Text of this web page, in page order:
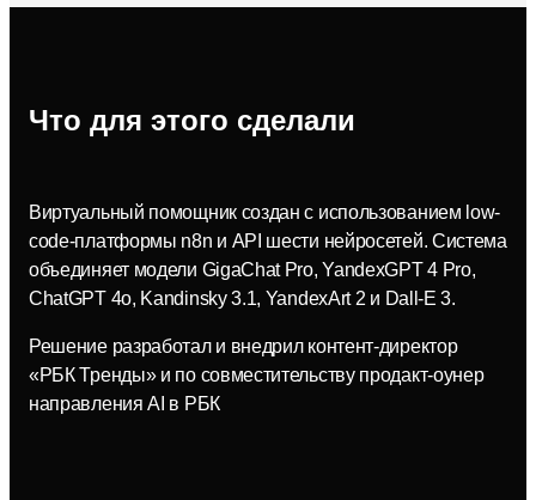
Что для этого сделали
Виртуальный помощник создан с использованием low-
code-платформы n8n и API шести нейросетей. Система
объединяет модели GigaChat Pro, YandexGPT 4 Pro,
ChatGPT 4o, Kandinsky 3.1, YandexArt 2 и Dall-E 3.
Решение разработал и внедрил контент-директор
«РБК Тренды» и по совместительству продакт-оунер
направления AI в РБК